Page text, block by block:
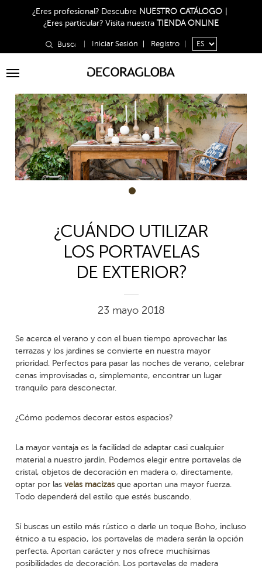
¿Eres profesional? Descubre NUESTRO CATÁLOGO
¿Eres particular? Visita nuestra TIENDA ONLINE
Iniciar Sesión Registro
Toggle
1
¿CUÁNDO UTILIZAR
LOS PORTAVELAS
DE EXTERIOR?
23 mayo 2018
Se acerca el verano y con el buen tiempo aprovechar las
terrazas y los jardines se convierte en nuestra mayor
prioridad. Perfectos para pasar las noches de verano, celebrar
cenas improvisadas o, simplemente, encontrar un lugar
tranquilo para desconectar.
¿Cómo podemos decorar estos espacios?
La mayor ventaja es la facilidad de adaptar casi cualquier
material a nuestro jardín. Podemos elegir entre portavelas de
cristal, objetos de decoración en madera o, directamente,
optar por lasvelas macizas que aportan una mayor fuerza.
Todo dependerá del estilo que estés buscando.
Sí buscas un estilo más rústico o darle un toque Boho, incluso
étnico a tu espacio, los portavelas de madera serán la opción
perfecta. Aportan carácter y nos ofrece muchísimas
posibilidades de decoración. Los portavelas de madera